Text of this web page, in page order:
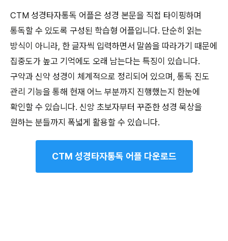
CTM 성경타자통독 어플은 성경 본문을 직접 타이핑하며
통독할 수 있도록 구성된 학습형 어플입니다. 단순히 읽는
방식이 아니라, 한 글자씩 입력하면서 말씀을 따라가기 때문에
집중도가 높고 기억에도 오래 남는다는 특징이 있습니다.
구약과 신약 성경이 체계적으로 정리되어 있으며, 통독 진도
관리 기능을 통해 현재 어느 부분까지 진행했는지 한눈에
확인할 수 있습니다. 신앙 초보자부터 꾸준한 성경 묵상을
원하는 분들까지 폭넓게 활용할 수 있습니다.
CTM 성경타자통독 어플 다운로드